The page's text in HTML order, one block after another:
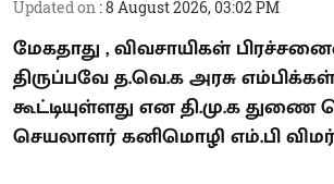
Updated on :8 August 2026, 03:02 PM
மேகதாது , விவசாயிகள்
திருப்பவே த.வெ.க அரசு
கூட்டியுள்ளது என தி.மு.க துணை
செயலாளர் கனிமொழி எம்.பி